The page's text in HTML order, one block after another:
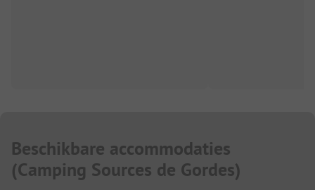
Beschikbare accommodaties
(Camping Sources de Gordes)